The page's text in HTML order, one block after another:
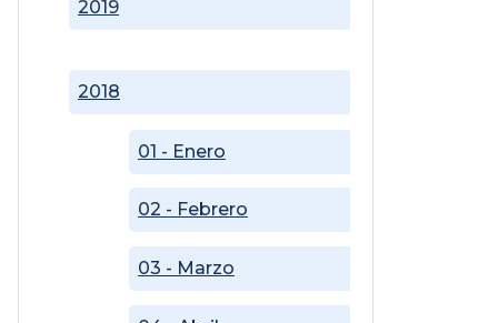
2018
01 - Enero
02 - Febrero
03 - Marzo
2019